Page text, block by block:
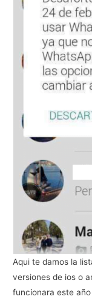
Aqui te damos la
versiones de ios o
funcionara este año